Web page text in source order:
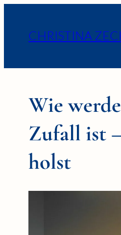
CHRISTINA
Wie
Zufall ist
holst